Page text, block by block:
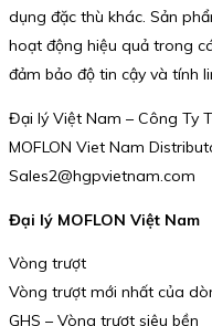
dụng đặc thù khác. Sản
hoạt động hiệu quả trong
đảm bảo độ tin cậy và tính
Đại lý Việt Nam – Công Ty
MOFLON Viet Nam
Sales2@hgpvietnam.com
Đại lý MOFLON Việt Nam
Vòng trượt
Vòng trượt mới nhất của
GHS – Vòng trượt siêu bền